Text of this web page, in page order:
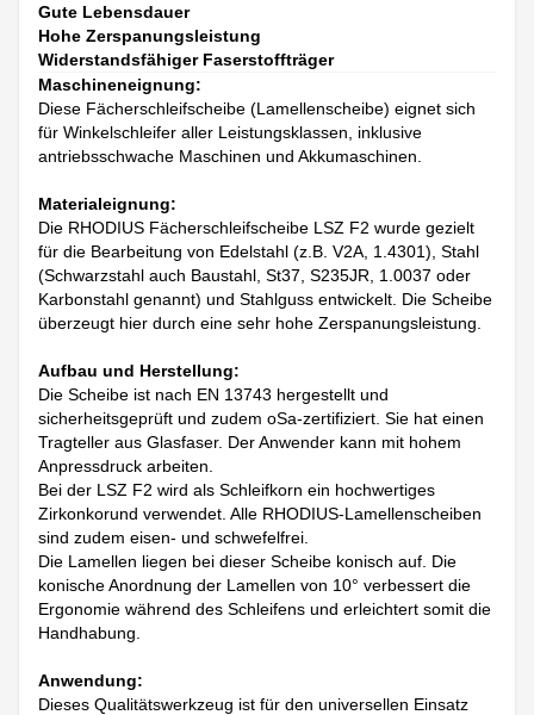
Gute Lebensdauer
Hohe Zerspanungsleistung
Widerstandsfähiger Faserstoffträger
Maschineneignung:
Diese Fächerschleifscheibe (Lamellenscheibe) eignet sich
für Winkelschleifer aller Leistungsklassen, inklusive
antriebsschwache Maschinen und Akkumaschinen.
Materialeignung:
Die RHODIUS Fächerschleifscheibe LSZ F2 wurde gezielt
für die Bearbeitung von Edelstahl (z.B. V2A, 1.4301), Stahl
(Schwarzstahl auch Baustahl, St37, S235JR, 1.0037 oder
Karbonstahl genannt) und Stahlguss entwickelt. Die Scheibe
überzeugt hier durch eine sehr hohe Zerspanungsleistung.
Aufbau und Herstellung:
Die Scheibe ist nach EN 13743 hergestellt und
sicherheitsgeprüft und zudem oSa-zertifiziert. Sie hat einen
Tragteller aus Glasfaser. Der Anwender kann mit hohem
Anpressdruck arbeiten.
Bei der LSZ F2 wird als Schleifkorn ein hochwertiges
Zirkonkorund verwendet. Alle RHODIUS-Lamellenscheiben
sind zudem eisen- und schwefelfrei.
Die Lamellen liegen bei dieser Scheibe konisch auf. Die
konische Anordnung der Lamellen von 10° verbessert die
Ergonomie während des Schleifens und erleichtert somit die
Handhabung.
Anwendung:
Dieses Qualitätswerkzeug ist für den universellen Einsatz